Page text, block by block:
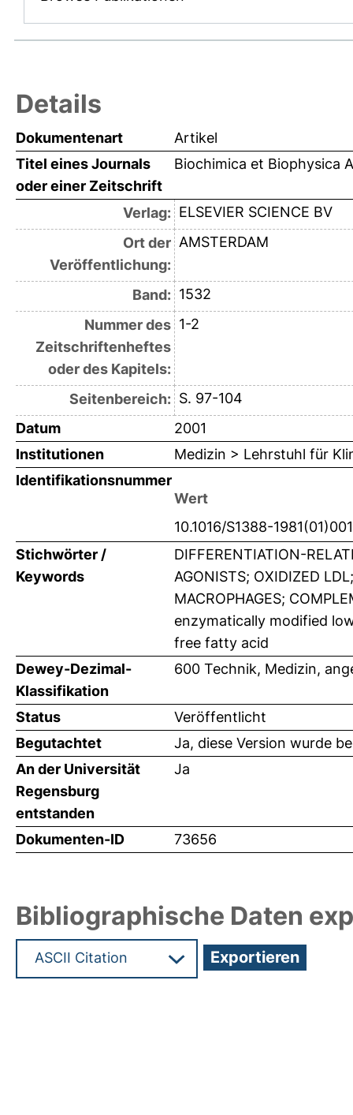
Details
Dokumentenart
Artikel
Titel eines Journals
oder einer Zeitschrift
Biochimica et Biophysica
Verlag: ELSEVIER SCIENCE BV
Ort der
Veröffentlichung:
AMSTERDAM
Band: 1532
Nummer des
Zeitschriftenheftes
oder des Kapitels:
1-2
Seitenbereich: S. 97-104
Datum
2001
Institutionen
Medizin > Lehrstuhl für
Identifikationsnummer
Wert
10.1016/S1388-
Stichwörter /
Keywords
DIFFERENTIATION-
AGONISTS; OXIDIZED
MACROPHAGES;
enzymatically modified
free fatty acid
Dewey-Dezimal-
Klassifikation
600 Technik, Medizin,
Status
Veröffentlicht
Begutachtet
Ja, diese Version wurde
An der Universität
Regensburg
entstanden
Ja
Dokumenten-ID 73656
Bibliographische Daten